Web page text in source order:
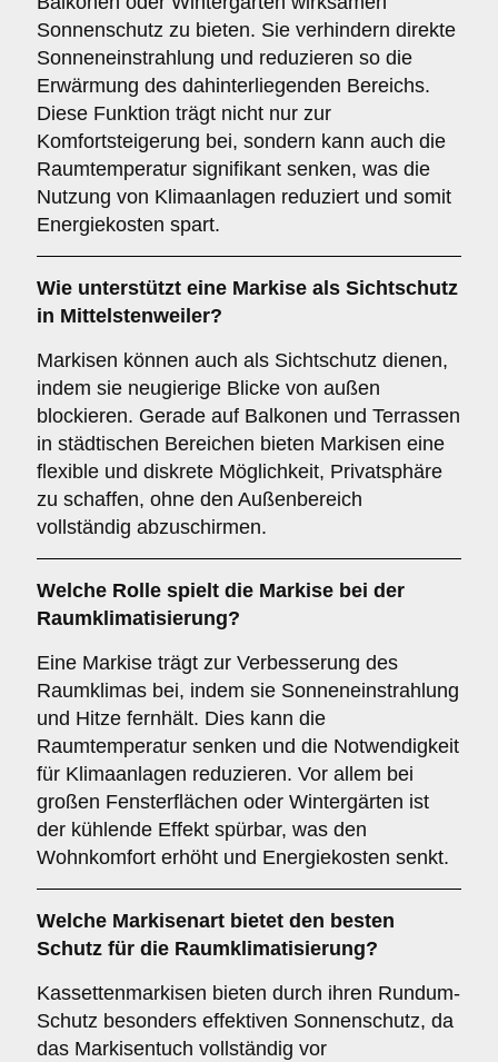
Sonnenschutz zu bieten. Sie verhindern direkte
Sonneneinstrahlung und reduzieren so die
Erwärmung des dahinterliegenden Bereichs.
Diese Funktion trägt nicht nur zur
Komfortsteigerung bei, sondern kann auch die
Raumtemperatur signifikant senken, was die
Nutzung von Klimaanlagen reduziert und somit
Energiekosten spart.
Wie unterstützt eine Markise als Sichtschutz
in Mittelstenweiler?
Markisen können auch als Sichtschutz dienen,
indem sie neugierige Blicke von außen
blockieren. Gerade auf Balkonen und Terrassen
in städtischen Bereichen bieten Markisen eine
flexible und diskrete Möglichkeit, Privatsphäre
zu schaffen, ohne den Außenbereich
vollständig abzuschirmen.
Welche Rolle spielt die Markise bei der
Raumklimatisierung?
Eine Markise trägt zur Verbesserung des
Raumklimas bei, indem sie Sonneneinstrahlung
und Hitze fernhält. Dies kann die
Raumtemperatur senken und die Notwendigkeit
für Klimaanlagen reduzieren. Vor allem bei
großen Fensterflächen oder Wintergärten ist
der kühlende Effekt spürbar, was den
Wohnkomfort erhöht und Energiekosten senkt.
Welche Markisenart bietet den besten
Schutz für die Raumklimatisierung?
Kassettenmarkisen bieten durch ihren Rundum-
Schutz besonders effektiven Sonnenschutz, da
das Markisentuch vollständig vor